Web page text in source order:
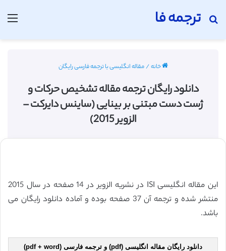
ترجمه فا
جستجو برای
خانه/مقاله انگلیسی با ترجمه فارسی رایگان
دانلود رایگان ترجمه مقاله تشخیص حرکات و
ژست دست مبتنی بر بینایی (ساینس دایرکت –
الزویر 2015)
این مقاله انگلیسی ISI در نشریه الزویر در 14 صفحه در سال 2015
منتشر شده و ترجمه آن 37 صفحه بوده و آماده دانلود رایگان می
باشد.
دانلود رایگان مقاله انگلیسی (pdf) و ترجمه فارسی (pdf + word)